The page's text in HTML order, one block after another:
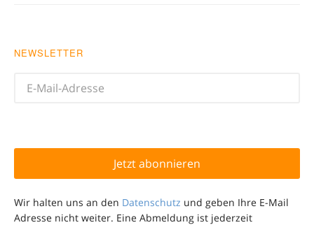
NEWSLETTER
Wir halten uns an den Datenschutz und geben Ihre E-Mail
Adresse nicht weiter. Eine Abmeldung ist jederzeit